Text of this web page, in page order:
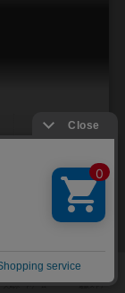
1件
時間内にたくさ
ョン系パーティ
ものがかかれた
33
持ってる